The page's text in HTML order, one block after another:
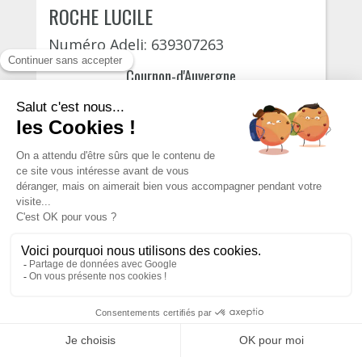
ROCHE LUCILE
Numéro Adeli: 639307263
Cournon-d'Auvergne
S'INSCRIRE
HADDOUCHE MERIEM
Numéro Adeli: 639304526
Rue de l'horloge 31